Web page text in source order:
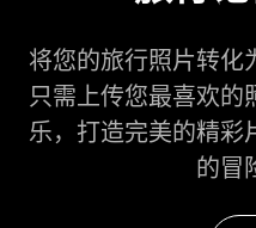
将您的旅行照片转化
只需上传您最喜欢的
乐，打造完美的精彩
的冒